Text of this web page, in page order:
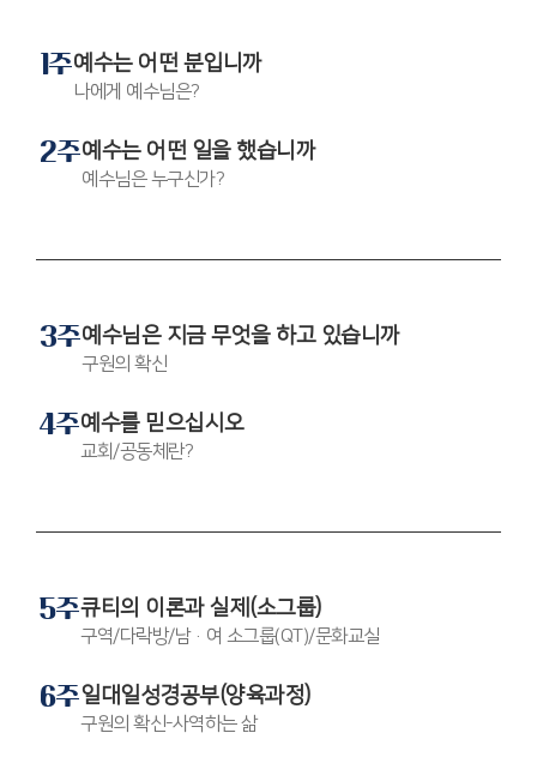
1주예수는 어떤 분입니까
나에게 예수님은?
2주예수는 어떤 일을 했습니까
예수님은 누구신가?
3주예수님은 지금 무엇을 하고 있습니까
구원의 확신
4주예수를 믿으십시오
교회/공동체란?
5주큐티의 이론과 실제(소그룹)
구역/다락방/남·여 소그룹(QT)/문화교실
6주일대일성경공부(양육과정)
구원의 확신-사역하는 삶